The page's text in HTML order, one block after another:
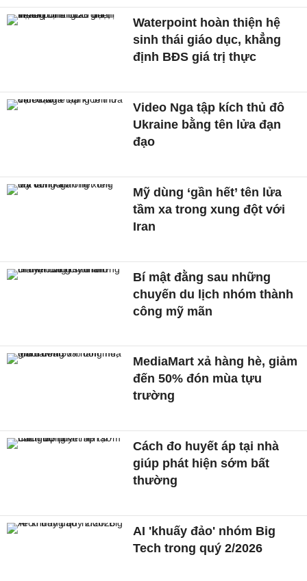
Waterpoint hoàn thiện hệ
sinh thái giáo dục, khẳng
định BĐS giá trị thực
Video Nga tập kích thủ đô
Ukraine bằng tên lửa đạn
đạo
Mỹ dùng ‘gần hết’ tên lửa
tầm xa trong xung đột với
Iran
Bí mật đằng sau những
chuyến du lịch nhóm thành
công mỹ mãn
MediaMart xả hàng hè, giảm
đến 50% đón mùa tựu
trường
Cách đo huyết áp tại nhà
giúp phát hiện sớm bất
thường
AI 'khuấy đảo' nhóm Big
Tech trong quý 2/2026